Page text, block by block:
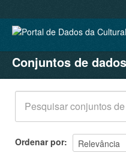
CONJUNTOS DE DADOS
ORGANIZAÇÕES
GRUPOS
SOBRE
Conjuntos de dados
Ordenar por